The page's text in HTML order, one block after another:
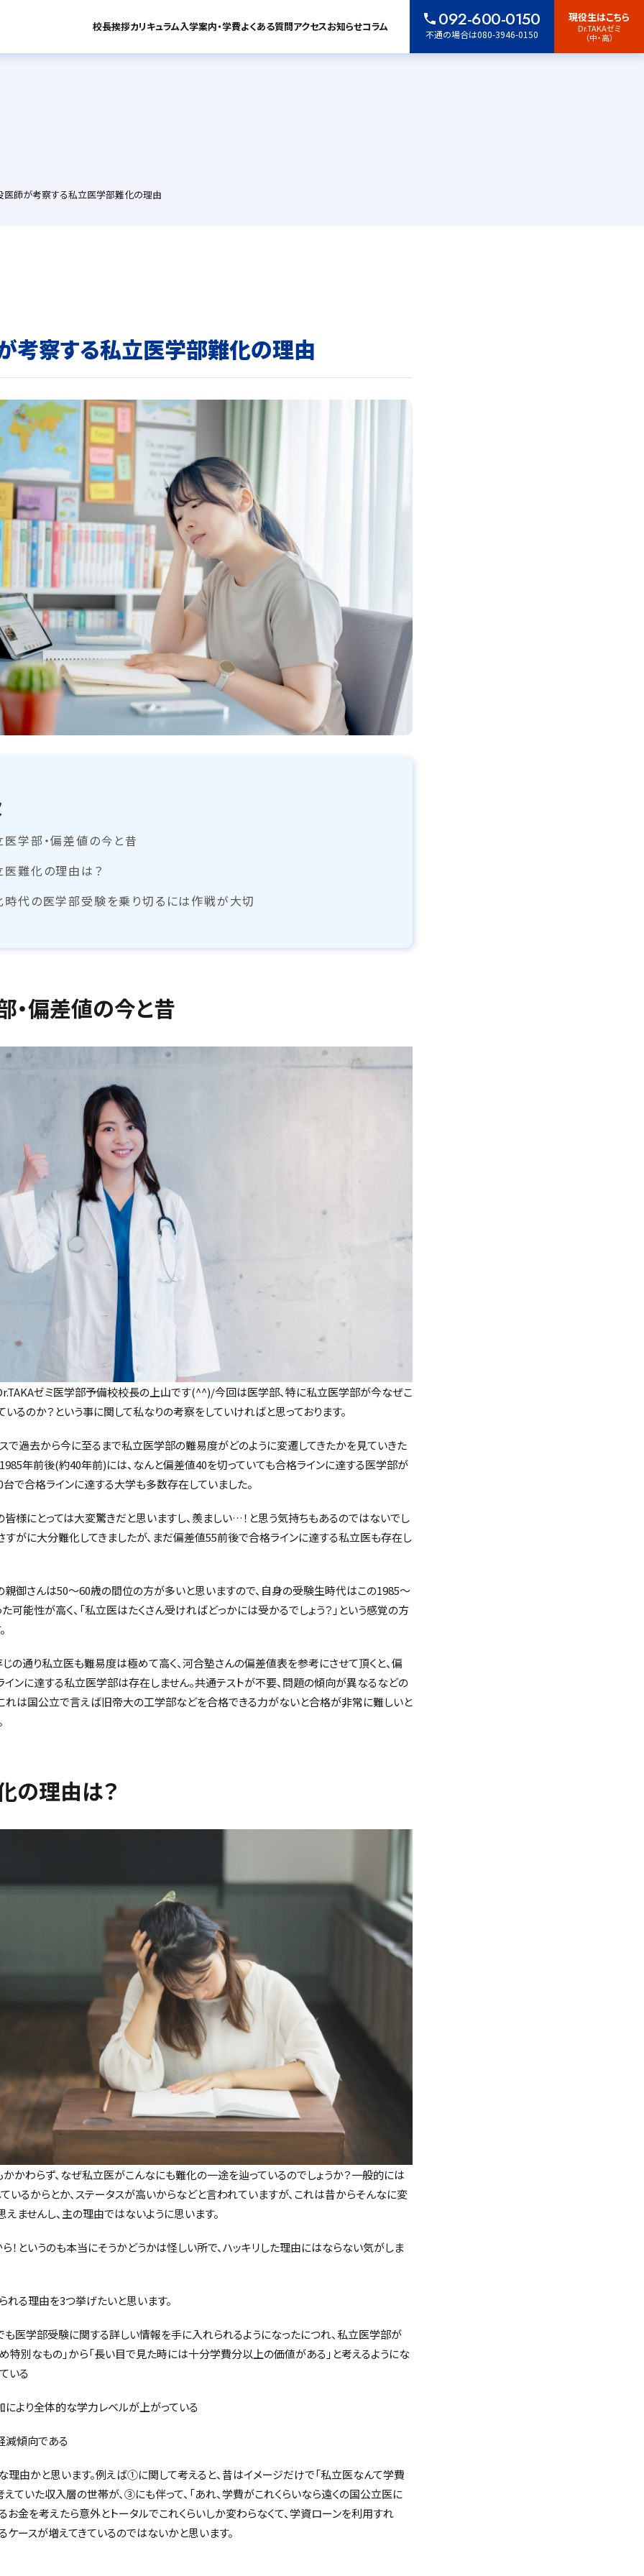
校長挨拶カリキュラム入学案内・学費よくある質問アクセスお知らせコラム 092-600-0150
不通の場合は080-3946-0150
現役生はこちら
Dr.TAKAゼミ
（中・高）
お知らせ
医師が考察する私立医学部難化の理由
考察する私立医学部難化の理由
医学部・偏差値の今と昔
医難化の理由は？
時代の医学部受験を乗り切るには作戦が大切
・偏差値の今と昔
ゼミ医学部予備校校長の上山です(^^)/今回は医学部、特に私立医学部が今なぜこ
いるのか？という事に関して私なりの考察をしていければと思っております。
で過去から今に至るまで私立医学部の難易度がどのように変遷してきたかを見ていきた
1985年前後(約40年前)には、なんと偏差値40を切っていても合格ラインに達する医学部が
台で合格ラインに達する大学も多数存在していました。
様にとっては大変驚きだと思いますし、羨ましい…！と思う気持ちもあるのではないでし
すがに大分難化してきましたが、まだ偏差値55前後で合格ラインに達する私立医も存在し
御さんは50～60歳の間位の方が多いと思いますので、自身の受験生時代はこの1985～
可能性が高く、「私立医はたくさん受ければどっかには受かるでしょう？」という感覚の方
の通り私立医も難易度は極めて高く、河合塾さんの偏差値表を参考にさせて頂くと、偏
ンに達する私立医学部は存在しません。共通テストが不要、問題の傾向が異なるなどの
れは国公立で言えば旧帝大の工学部などを合格できる力がないと合格が非常に難しいと
の理由は？
かわらず、なぜ私立医がこんなにも難化の一途を辿っているのでしょうか？一般的には
いるからとか、ステータスが高いからなどと言われていますが、これは昔からそんなに変
えませんし、主の理由ではないように思います。
！というのも本当にそうかどうかは怪しい所で、ハッキリした理由にはならない気がしま
れる理由を3つ挙げたいと思います。
医学部受験に関する詳しい情報を手に入れられるようになったにつれ、私立医学部が
特別なもの」から「長い目で見た時には十分学費分以上の価値がある」と考えるようにな
いる
より全体的な学力レベルが上がっている
傾向である
理由かと思います。例えば①に関して考えると、昔はイメージだけで「私立医なんて学費
えていた収入層の世帯が、③にも伴って、「あれ、学費がこれくらいなら遠くの国公立医に
お金を考えたら意外とトータルでこれくらいしか変わらなくて、学資ローンを利用すれ
ースが増えてきているのではないかと思います。